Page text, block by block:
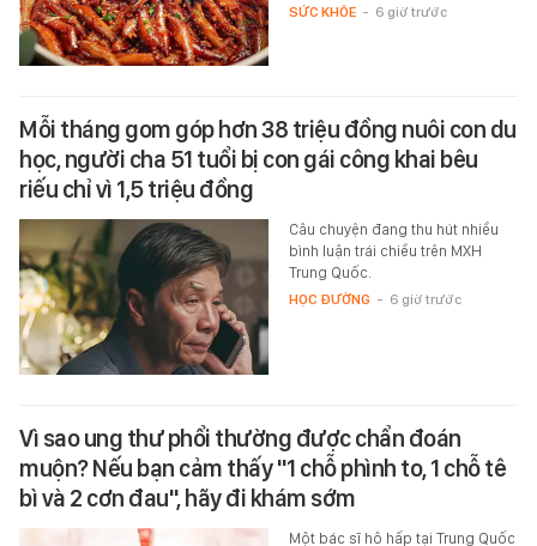
SỨC KHỎE - 6 giờ trước
Mỗi tháng gom góp hơn 38 triệu đồng nuôi con du
học, người cha 51 tuổi bị con gái công khai bêu
riếu chỉ vì 1,5 triệu đồng
Câu chuyện đang thu hút nhiều
bình luận trái chiều trên MXH
Trung Quốc.
HỌC ĐƯỜNG - 6 giờ trước
Vì sao ung thư phổi thường được chẩn đoán
muộn? Nếu bạn cảm thấy "1 chỗ phình to, 1 chỗ tê
bì và 2 cơn đau", hãy đi khám sớm
Một bác sĩ hô hấp tại Trung Quốc